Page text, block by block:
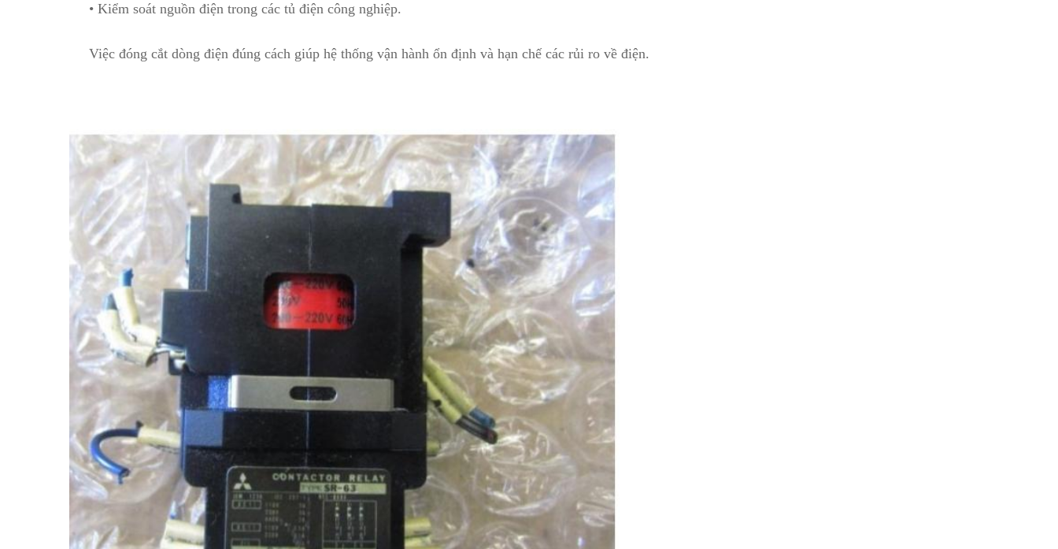
• Kiểm soát nguồn điện trong các tủ điện công nghiệp.
Việc đóng cắt dòng điện đúng cách giúp hệ thống vận hành ổn định và hạn chế các rủi ro về điện.